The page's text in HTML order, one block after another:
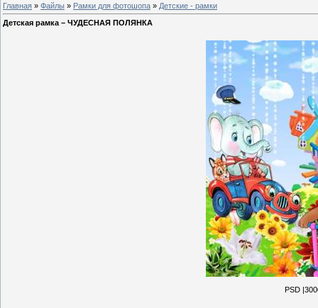
Главная » Файлы » Рамки для фотошопа » Детские - рамки
Детская рамка – ЧУДЕСНАЯ ПОЛЯНКА
PSD